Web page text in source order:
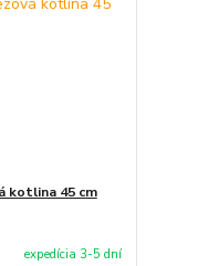
kotlina 45 cm
expedícia 3-5 dní